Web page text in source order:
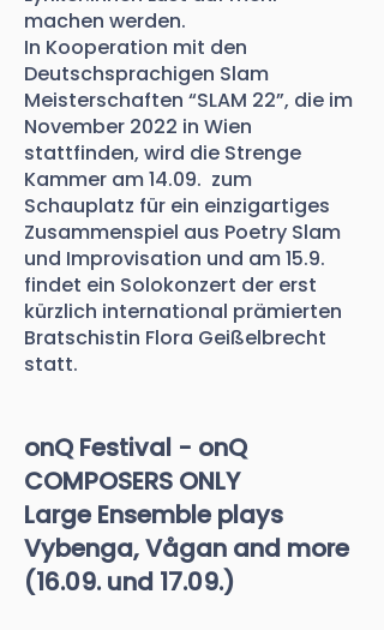
machen werden.
In Kooperation mit den
Deutschsprachigen Slam
Meisterschaften “SLAM 22”, die im
November 2022 in Wien
stattfinden, wird die Strenge
Kammer am 14.09. zum
Schauplatz für ein einzigartiges
Zusammenspiel aus Poetry Slam
und Improvisation und am 15.9.
findet ein Solokonzert der erst
kürzlich international prämierten
Bratschistin Flora Geißelbrecht
statt.
onQ Festival - onQ
COMPOSERS ONLY
Large Ensemble plays
Vybenga, Vågan and more
(16.09. und 17.09.)